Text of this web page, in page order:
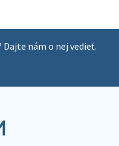
nám o nej vedieť.